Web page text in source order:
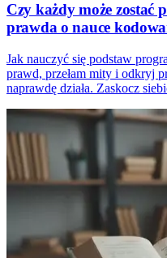
Czy każdy może zostać
prawda o nauce
Jak nauczyć się podstaw
prawd, przełam mity i odkryj
naprawdę działa. Zaskocz